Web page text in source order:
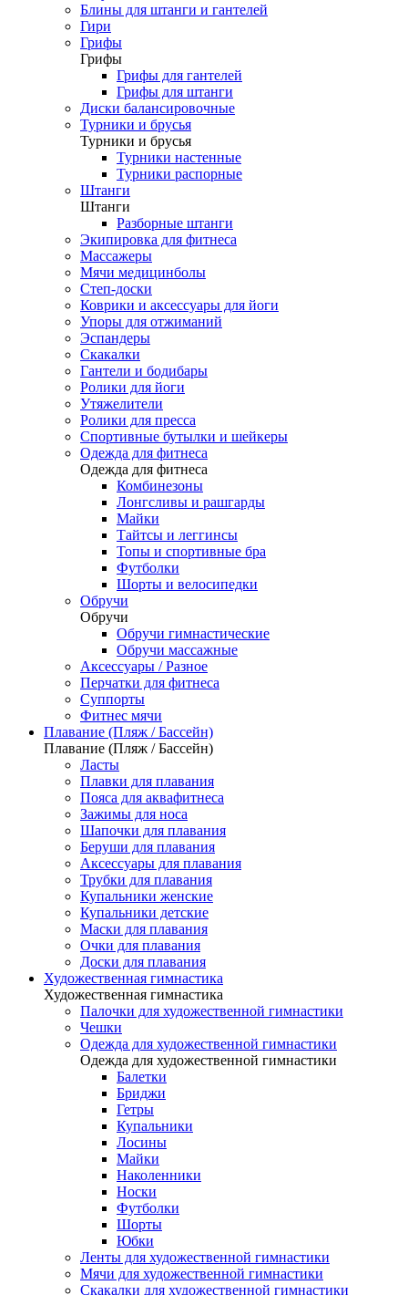
Блины для штанги и гантелей
Гири
Грифы
Грифы
Грифы для гантелей
Грифы для штанги
Диски балансировочные
Турники и брусья
Турники и брусья
Турники настенные
Турники распорные
Штанги
Штанги
Разборные штанги
Экипировка для фитнеса
Массажеры
Мячи медицинболы
Степ-доски
Коврики и аксессуары для йоги
Упоры для отжиманий
Эспандеры
Скакалки
Гантели и бодибары
Ролики для йоги
Утяжелители
Ролики для пресса
Спортивные бутылки и шейкеры
Одежда для фитнеса
Одежда для фитнеса
Комбинезоны
Лонгсливы и рашгарды
Майки
Тайтсы и леггинсы
Топы и спортивные бра
Футболки
Шорты и велосипедки
Обручи
Обручи
Обручи гимнастические
Обручи массажные
Аксессуары / Разное
Перчатки для фитнеса
Суппорты
Фитнес мячи
Плавание (Пляж / Бассейн)
Плавание (Пляж / Бассейн)
Ласты
Плавки для плавания
Пояса для аквафитнеса
Зажимы для носа
Шапочки для плавания
Беруши для плавания
Аксессуары для плавания
Трубки для плавания
Купальники женские
Купальники детские
Маски для плавания
Очки для плавания
Доски для плавания
Художественная гимнастика
Художественная гимнастика
Палочки для художественной гимнастики
Чешки
Одежда для художественной гимнастики
Одежда для художественной гимнастики
Балетки
Бриджи
Гетры
Купальники
Лосины
Майки
Наколенники
Носки
Футболки
Шорты
Юбки
Ленты для художественной гимнастики
Мячи для художественной гимнастики
Скакалки для художественной гимнастики